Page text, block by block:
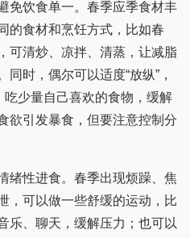
饮食单一。春季应季食材丰
的食材和烹饪方式，比如春
可清炒、凉拌、清蒸，让减脂
时，偶尔可以适度“放纵”，
吃少量自己喜欢的食物，缓解
欲引发暴食，但要注意控制分
性进食。春季出现烦躁、焦
，可以做一些舒缓的运动，比
乐、聊天，缓解压力；也可以